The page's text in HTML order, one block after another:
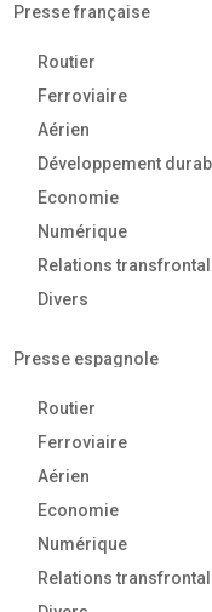
Presse française
Routier
Ferroviaire
Aérien
Développement
Economie
Numérique
Relations
Divers
Presse espagnole
Routier
Ferroviaire
Aérien
Economie
Numérique
Relations